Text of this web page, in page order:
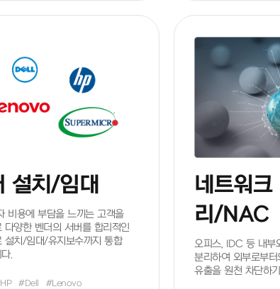
배
방문상담을 요청합니다.
설치/임대
비용에 부담을 느끼는 고객을
다양한 벤더의 서버를 합리적인
설치/임대/유지보수까지 통합
.
#Dell #Lenovo
네트워크
리/NAC
오피스, IDC 등 내부
분리하여 외부로부
유출을 원천 차단하